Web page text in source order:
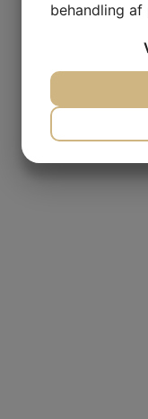
behandling af